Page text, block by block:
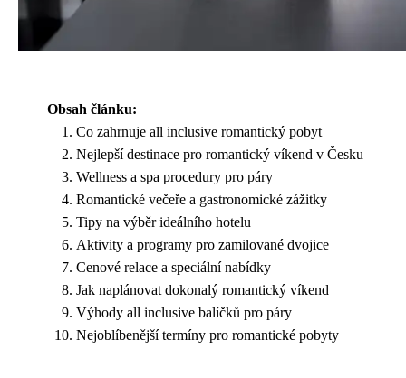
Obsah článku:
Co zahrnuje all inclusive romantický pobyt
Nejlepší destinace pro romantický víkend v Česku
Wellness a spa procedury pro páry
Romantické večeře a gastronomické zážitky
Tipy na výběr ideálního hotelu
Aktivity a programy pro zamilované dvojice
Cenové relace a speciální nabídky
Jak naplánovat dokonalý romantický víkend
Výhody all inclusive balíčků pro páry
Nejoblíbenější termíny pro romantické pobyty